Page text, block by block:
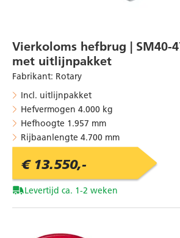
Vierkoloms hefbrug | SM40-
met uitlijnpakket
Fabrikant: Rotary
Incl. uitlijnpakket
Hefvermogen 4.000 kg
Hefhoogte 1.957 mm
Rijbaanlengte 4.700 mm
€ 13.550,-
Levertijd ca. 1-2 weken